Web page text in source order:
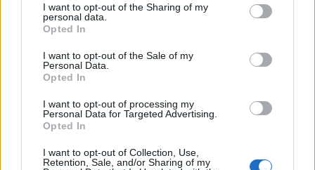
I want to opt-out of the Sharing of my
personal data.
Opted In
I want to opt-out of the Sale of my
Personal Data.
Opted In
I want to opt-out of processing my
Personal Data for Targeted Advertising.
Opted In
I want to opt-out of Collection, Use,
Retention, Sale, and/or Sharing of my